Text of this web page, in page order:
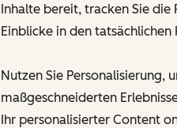
Inhalte bereit, tracken Sie die
Einblicke in den
Nutzen Sie Personalisierung,
maßgeschneiderten
Ihr personalisierter Content